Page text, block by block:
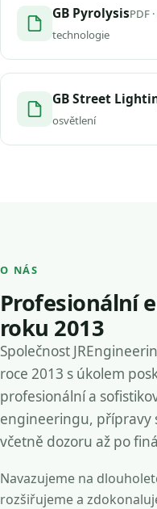
GB PyrolysisPDF
technologie
GB Street
osvětlení
O NÁS
Profesionální
roku 2013
Společnost
roce 2013 s úkolem
profesionální a
engineeringu, přípravy
včetně dozoru až po
Navazujeme na
rozšiřujeme a